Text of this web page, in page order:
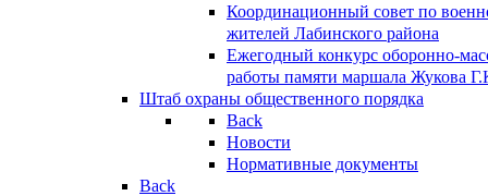
Координационный совет по
жителей Лабинского района
Ежегодный конкурс оборонно-
работы памяти маршала Жукова
Штаб охраны общественного порядка
Back
Новости
Нормативные документы
Back